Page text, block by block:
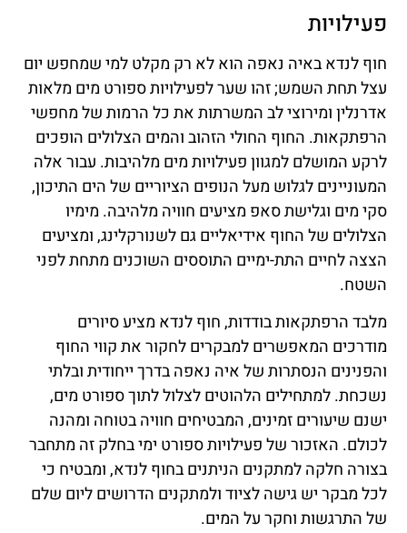
פעילויות
חוף לנדא באיה נאפה הוא לא רק מקלט למי שמחפש יום
עצל תחת השמש; זהו שער לפעילויות ספורט מים מלאות
אדרנלין ומירוצי לב המשרתות את כל הרמות של מחפשי
הרפתקאות. החוף החולי הזהוב והמים הצלולים הופכים
לרקע המושלם למגוון פעילויות מים מלהיבות. עבור אלה
המעוניינים לגלוש מעל הנופים הציוריים של הים התיכון,
סקי מים וגלישת סאפ מציעים חוויה מלהיבה. מימיו
הצלולים של החוף אידיאליים גם לשנורקלינג, ומציעים
הצצה לחיים התת-ימיים התוססים השוכנים מתחת לפני
השטח.
מלבד הרפתקאות בודדות, חוף לנדא מציע סיורים
מודרכים המאפשרים למבקרים לחקור את קווי החוף
והפנינים הנסתרות של איה נאפה בדרך ייחודית ובלתי
נשכחת. למתחילים הלהוטים לצלול לתוך ספורט מים,
ישנם שיעורים זמינים, המבטיחים חוויה בטוחה ומהנה
לכולם. האזכור של פעילויות ספורט ימי בחלק זה מתחבר
בצורה חלקה למתקנים הניתנים בחוף לנדא, ומבטיח כי
לכל מבקר יש גישה לציוד ולמתקנים הדרושים ליום שלם
של התרגשות וחקר על המים.